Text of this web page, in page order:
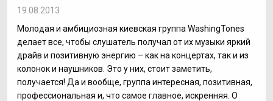
19.08.2013
Молодая и амбициозная киевская группа WashingTones
делает все, чтобы слушатель получал от их музыки яркий
драйв и позитивную энергию – как на концертах, так и из
колонок и наушников. Это у них, стоит заметить,
получается! Да и вообще, группа интересная, позитивная,
профессиональная и, что самое главное, искренняя. О